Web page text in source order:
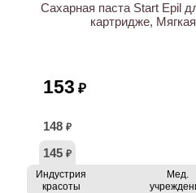
Сахарная паста Start Epil
картридже,
153 ₽
148 ₽
145 ₽
Индустрия
красоты
Мед.